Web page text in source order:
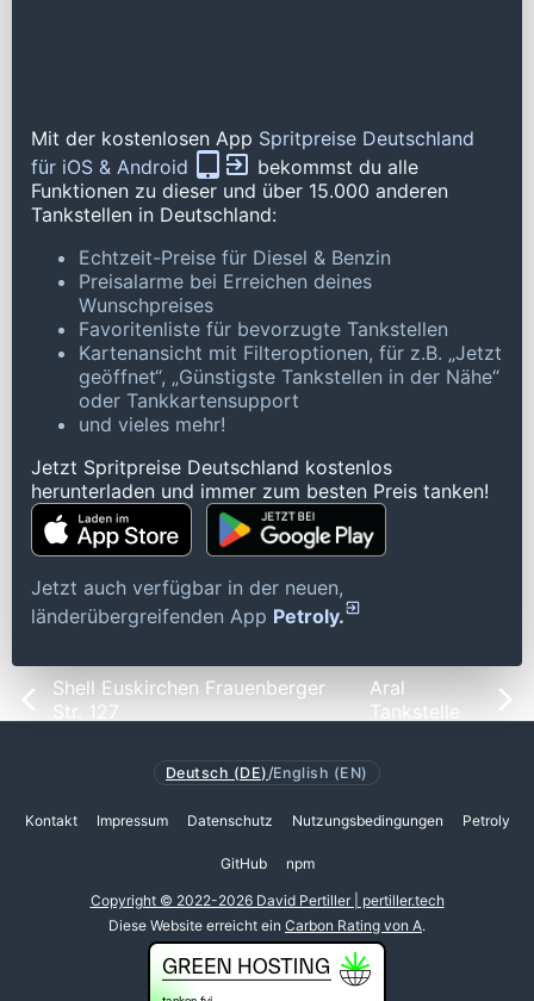
Mit der kostenlosen App Spritpreise Deutschland
für iOS & Android
bekommst du alle
Funktionen zu dieser und über 15.000 anderen
Tankstellen in Deutschland:
Echtzeit-Preise für Diesel & Benzin
Preisalarme bei Erreichen deines
Wunschpreises
Favoritenliste für bevorzugte Tankstellen
Kartenansicht mit Filteroptionen, für z.B. „Jetzt
geöffnet“, „Günstigste Tankstellen in der Nähe“
oder Tankkartensupport
und vieles mehr!
Jetzt Spritpreise Deutschland kostenlos
herunterladen und immer zum besten Preis tanken!
Jetzt auch verfügbar in der neuen,
länderübergreifenden App Petroly.
Shell Euskirchen Frauenberger
Str. 127
Aral
Tankstelle
Deutsch (DE) /English (EN)
Kontakt Impressum Datenschutz Nutzungsbedingungen Petroly
GitHub npm
Copyright © 2022-2026 David Pertiller | pertiller.tech
Diese Website erreicht ein Carbon Rating von A.